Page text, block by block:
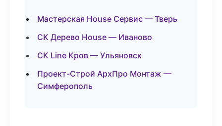
Мастерская House Сервис — Тверь
СК Дерево House — Иваново
СК Line Кров — Ульяновск
Проект-Строй АрхПро Монтаж —
Симферополь